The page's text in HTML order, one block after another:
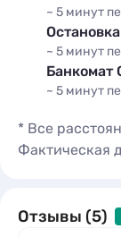
~ 5 минут
Остановка
~ 5 минут
Банкомат
~ 5 минут
* Все
Фактическая
Отзывы (5)